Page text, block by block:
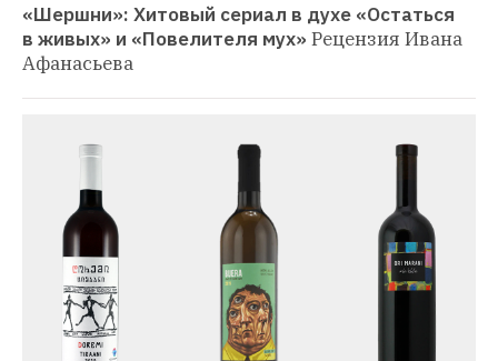
«Шершни»: Хитовый сериал в духе «Остаться
в живых» и «Повелителя мух» Рецензия Ивана
Афанасьева